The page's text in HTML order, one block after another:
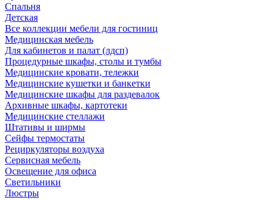
Спальня
Детская
Все коллекции мебели для гостиниц
Медицинская мебель
Для кабинетов и палат (лдсп)
Процедурные шкафы, столы и тумбы
Медицинские кровати, тележки
Медицинские кушетки и банкетки
Медицинские шкафы для раздевалок
Архивные шкафы, картотеки
Медицинские стеллажи
Штативы и ширмы
Сейфы термостаты
Рециркуляторы воздуха
Сервисная мебель
Освещение для офиса
Светильники
Люстры